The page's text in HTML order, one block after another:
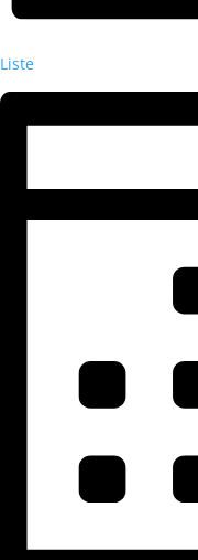
Liste